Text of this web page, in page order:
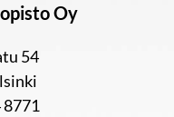
Oy
54
8771